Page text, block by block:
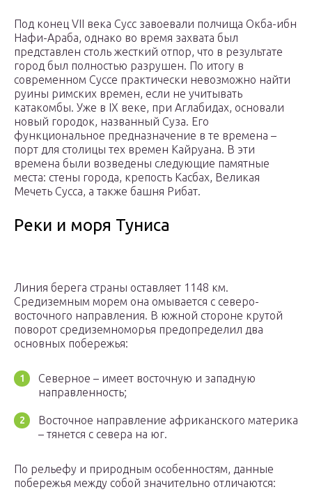
Под конец VII века Сусс завоевали полчища Окба-ибн
Нафи-Араба, однако во время захвата был
представлен столь жесткий отпор, что в результате
город был полностью разрушен. По итогу в
современном Суссе практически невозможно найти
руины римских времен, если не учитывать
катакомбы. Уже в IX веке, при Аглабидах, основали
новый городок, названный Суза. Его
функциональное предназначение в те времена –
порт для столицы тех времен Кайруана. В эти
времена были возведены следующие памятные
места: стены города, крепость Касбах, Великая
Мечеть Сусса, а также башня Рибат.
Реки и моря Туниса
Линия берега страны оставляет 1148 км.
Средиземным морем она омывается с северо-
восточного направления. В южной стороне крутой
поворот средиземноморья предопределил два
основных побережья:
Северное – имеет восточную и западную
направленность;
Восточное направление африканского материка
– тянется с севера на юг.
По рельефу и природным особенностям, данные
побережья между собой значительно отличаются: